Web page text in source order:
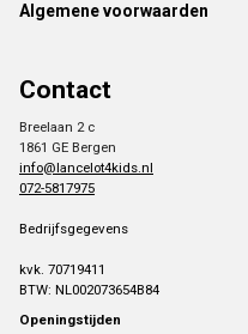
Algemene voorwaarden
Contact
Breelaan 2 c
1861 GE Bergen
info@lancelot4kids.nl
072-5817975
Bedrijfsgegevens
kvk. 70719411
BTW: NL002073654B84
Openingstijden